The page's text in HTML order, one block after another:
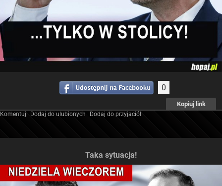
0
Kopiuj link
Komentuj Dodaj do ulubionych Dodaj do przyjaciół
Taka sytuacja!